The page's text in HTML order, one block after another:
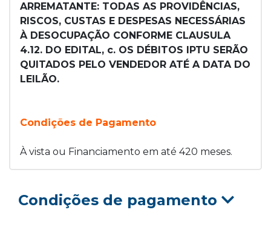
ARREMATANTE: TODAS AS PROVIDÊNCIAS,
RISCOS, CUSTAS E DESPESAS NECESSÁRIAS
À DESOCUPAÇÃO CONFORME CLAUSULA
4.12. DO EDITAL, c. OS DÉBITOS IPTU SERÃO
QUITADOS PELO VENDEDOR ATÉ A DATA DO
LEILÃO.
Condições de Pagamento
À vista ou Financiamento em até 420 meses.
Condições de pagamento